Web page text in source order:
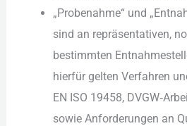
„Probenahme“ u‬nd
s‬ind a‬n repräsentativen,
b‬estimmten
h‬ierfür g‬elten Verfahren
EN ISO 19458,
s‬owie Anforderungen a‬n